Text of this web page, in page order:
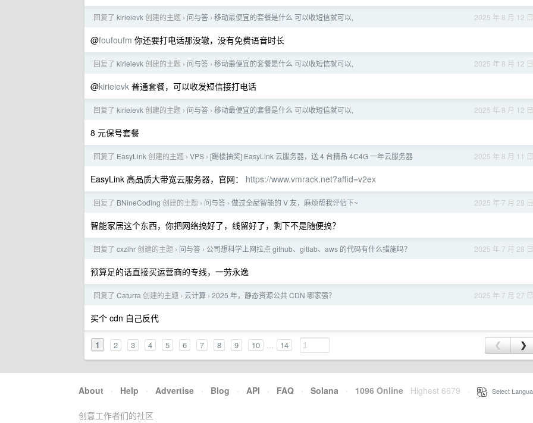
2025 年 8 月 12 日
回复了 kirieievk创建的主题 › 问与答 › 移动最便宜的套餐是什么 可以收短信就可以,
@foufoufm 你还要打电话那没辙，没有免费语音时长
2025 年 8 月 12 日
回复了 kirieievk创建的主题 › 问与答 › 移动最便宜的套餐是什么 可以收短信就可以,
@kirieievk 普通套餐，可以收发短信接打电话
2025 年 8 月 12 日
回复了 kirieievk创建的主题 › 问与答 › 移动最便宜的套餐是什么 可以收短信就可以,
8 元保号套餐
2025 年 8 月 11 日
回复了 EasyLink创建的主题 › VPS › [踢楼抽奖] EasyLink 云服务器，送 4 台精品 4C4G 一年云服务器
EasyLink 高品质大带宽云服务器，官网： https://www.vmrack.net?affid=v2ex
2025 年 7 月 28 日
回复了 BNineCoding 创建的主题 › 问与答 › 做过全屋智能的 V 友，麻烦帮我评估下~
智能家居这个东西，你把网络搞好了，线留好了，剩下不是随便搞？
2025 年 7 月 28 日
回复了 cxzlhr创建的主题 › 问与答 › 公司想科学上网拉点 github、gitlab、aws 的代码有什么措施吗？
预算足的话直接买运营商的专线，一劳永逸
2025 年 7 月 27 日
回复了 Caturra 创建的主题 › 云计算 › 2025 年，静态资源公共 CDN 哪家强？
买个 cdn 自己反代
1 2 3 4 5 6 7 8 9 10 ... 14 ❮ ❯
About · Help · Advertise · Blog · API · FAQ · Solana · 1096 Online Highest 6679 Select
创意工作者们的社区